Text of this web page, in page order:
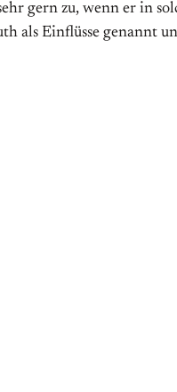
gern zu, wenn er in
als Einflüsse genannt